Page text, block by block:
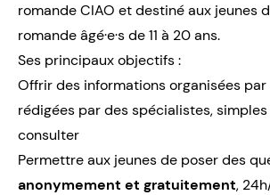
romande CIAO et destiné aux jeunes
romande âgé·e·s de 11 à 20 ans.
Ses principaux objectifs :
Offrir des informations organisées par
rédigées par des spécialistes,
consulter
Permettre aux jeunes de poser des
anonymement et gratuitement,